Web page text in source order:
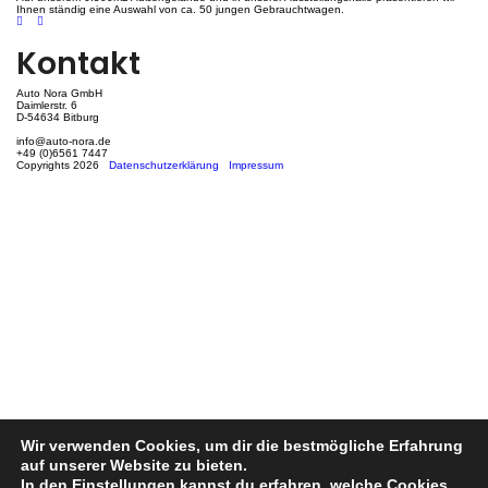
Ihnen ständig eine Auswahl von ca. 50 jungen Gebrauchtwagen.
Kontakt
Auto Nora GmbH
Daimlerstr. 6
D-54634 Bitburg
info@auto-nora.de
+49 (0)6561 7447
Copyrights 2026 Datenschutzerklärung Impressum
Wir verwenden Cookies, um dir die bestmögliche Erfahrung
auf unserer Website zu bieten.